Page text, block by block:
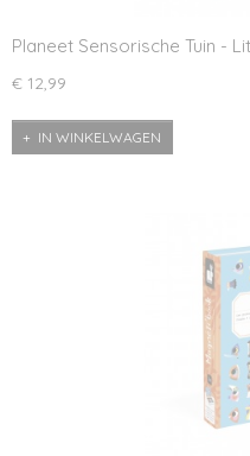
Planeet Sensorische Tuin -
€ 12,99
IN WINKELWAGEN